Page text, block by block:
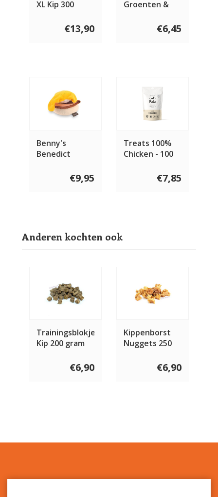
XL Kip 300
€13,90
Groenten &
€6,45
Benny's
Benedict
€9,95
Treats 100%
Chicken - 100
€7,85
Anderen kochten ook
Trainingsblokjes
Kip 200 gram
€6,90
Kippenborst
Nuggets 250
€6,90